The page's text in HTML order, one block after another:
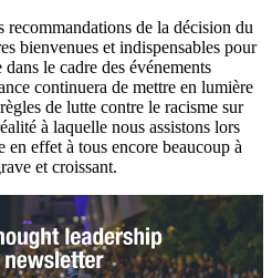
de la décision du
bienvenues et indispensables pour
le cadre des événements
continuera de mettre en lumière
de lutte contre le racisme sur
à laquelle nous assistons lors
en effet à tous encore beaucoup à
et croissant.